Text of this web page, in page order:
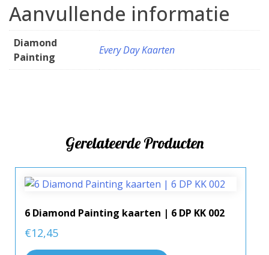
Aanvullende informatie
Diamond
Painting
Every Day Kaarten
Gerelateerde Producten
6 Diamond Painting kaarten | 6 DP KK 002
€12,45